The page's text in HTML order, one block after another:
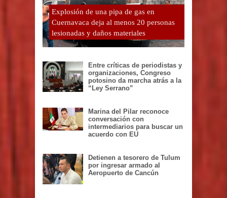
Explosión de una pipa de gas en
Cuernavaca deja al menos 20 personas
lesionadas y daños materiales
Entre críticas de periodistas y
organizaciones, Congreso
potosino da marcha atrás a la
“Ley Serrano”
Marina del Pilar reconoce
conversación con
intermediarios para buscar un
acuerdo con EU
Detienen a tesorero de Tulum
por ingresar armado al
Aeropuerto de Cancún